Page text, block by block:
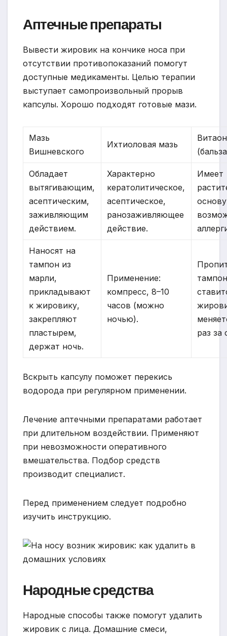
Аптечные препараты
Вывести жировик на кончике носа при
отсутствии противопоказаний помогут
доступные медикаменты. Целью терапии
выступает самопроизвольный прорыв
капсулы. Хорошо подходят готовые мази.
Мазь
Вишневского
Ихтиоловая мазь
Витаон
Обладает
вытягивающим,
асептическим,
заживляющим
действием.
Характерно
кератолитическое,
асептическое,
ранозаживляющее
действие.
Имеет
Наносят на
тампон из
марли,
прикладывают
к жировику,
закрепляют
пластырем,
держат ночь.
Применение:
компресс, 8–10
часов (можно
ночью).
раз за
Вскрыть капсулу поможет перекись
водорода при регулярном применении.
Лечение аптечными препаратами работает
при длительном воздействии. Применяют
при невозможности оперативного
вмешательства. Подбор средств
производит специалист.
Перед применением следует подробно
изучить инструкцию.
Народные средства
Народные способы также помогут удалить
жировик с лица. Домашние смеси,